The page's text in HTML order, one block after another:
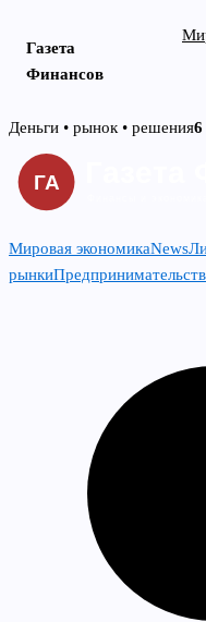
Газета
Финансов
Skip
content
Деньги • рынок • решения6
Мировая экономикаNews
рынки